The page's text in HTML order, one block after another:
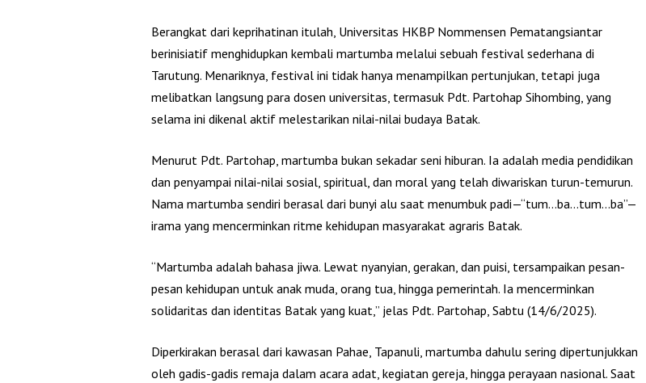
Berangkat dari keprihatinan itulah, Universitas HKBP Nommensen Pematangsiantar
berinisiatif menghidupkan kembali martumba melalui sebuah festival sederhana di
Tarutung. Menariknya, festival ini tidak hanya menampilkan pertunjukan, tetapi juga
melibatkan langsung para dosen universitas, termasuk Pdt. Partohap Sihombing, yang
selama ini dikenal aktif melestarikan nilai-nilai budaya Batak.
Menurut Pdt. Partohap, martumba bukan sekadar seni hiburan. Ia adalah media pendidikan
dan penyampai nilai-nilai sosial, spiritual, dan moral yang telah diwariskan turun-temurun.
Nama martumba sendiri berasal dari bunyi alu saat menumbuk padi—“tum…ba…tum…ba”—
irama yang mencerminkan ritme kehidupan masyarakat agraris Batak.
“Martumba adalah bahasa jiwa. Lewat nyanyian, gerakan, dan puisi, tersampaikan pesan-
pesan kehidupan untuk anak muda, orang tua, hingga pemerintah. Ia mencerminkan
solidaritas dan identitas Batak yang kuat,” jelas Pdt. Partohap, Sabtu (14/6/2025).
Diperkirakan berasal dari kawasan Pahae, Tapanuli, martumba dahulu sering dipertunjukkan
oleh gadis-gadis remaja dalam acara adat, kegiatan gereja, hingga perayaan nasional. Saat